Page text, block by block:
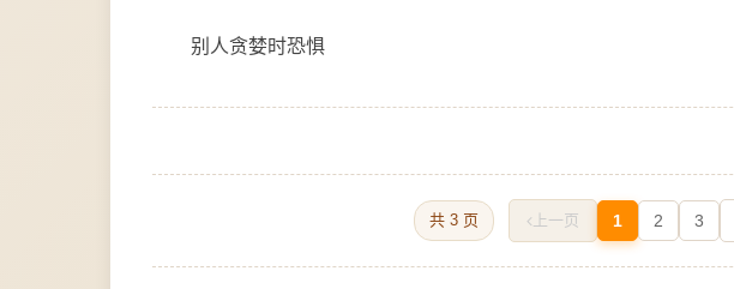
别人贪婪时恐惧
共 3 页 上一页 1 2 3